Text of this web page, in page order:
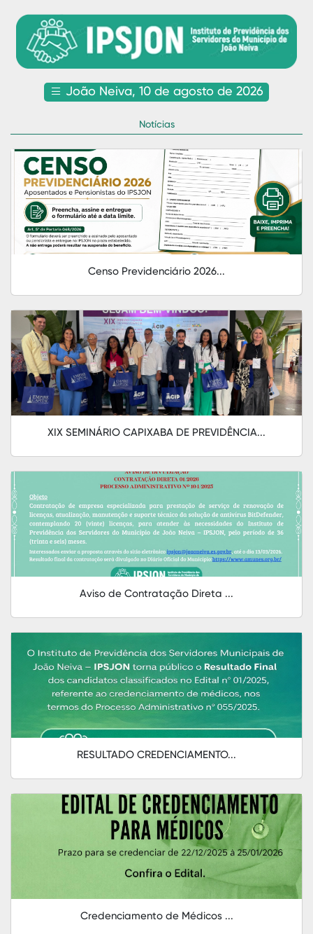
João Neiva, 10 de agosto de 2026
Notícias
Censo Previdenciário 2026...
XIX SEMINÁRIO CAPIXABA DE PREVIDÊNCIA...
Aviso de Contratação Direta ...
RESULTADO CREDENCIAMENTO...
Credenciamento de Médicos ...